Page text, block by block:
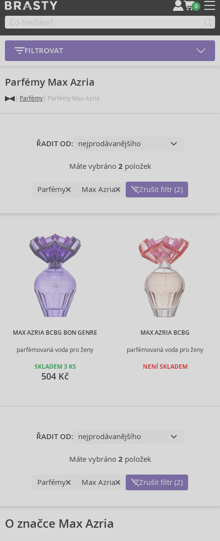
0
FILTROVAT
Parfémy Max Azria
Parfémy Parfémy Max Azria
ŘADIT OD:
Máte vybráno 2 položek
Parfémy Max Azria Zrušit filtr (2)
MAX AZRIA BCBG BON GENRE
parfémovaná voda pro ženy
SKLADEM 3 KS
504 Kč
MAX AZRIA BCBG
parfémovaná voda pro ženy
NENÍ SKLADEM
ŘADIT OD:
Máte vybráno 2 položek
Parfémy Max Azria Zrušit filtr (2)
O značce Max Azria